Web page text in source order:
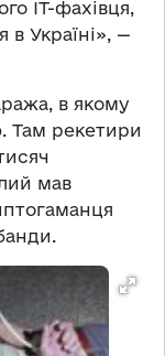
ІТ-фахівця,
в Україні», —
в якому
Там рекетири
мав